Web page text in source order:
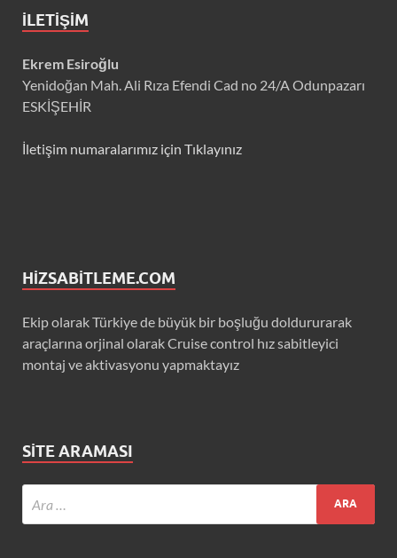
İLETIŞIM
Ekrem Esiroğlu
Yenidoğan Mah. Ali Rıza Efendi Cad no 24/A Odunpazarı
ESKİŞEHİR
İletişim numaralarımız için Tıklayınız
HIZSABITLEME.COM
Ekip olarak Türkiye de büyük bir boşluğu doldururarak
araçlarına orjinal olarak Cruise control hız sabitleyici
montaj ve aktivasyonu yapmaktayız
SITE ARAMASI